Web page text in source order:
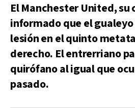
El Manchester United, su
informado que el
lesión en el quinto
derecho. El entrerriano
quirófano al igual que
pasado.